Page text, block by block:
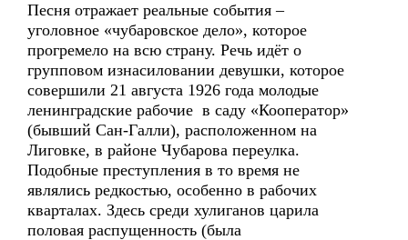
Песня отражает реальные события –
уголовное «чубаровское дело», которое
прогремело на всю страну. Речь идёт о
групповом изнасиловании девушки, которое
совершили 21 августа 1926 года молодые
ленинградские рабочие в саду «Кооператор»
(бывший Сан-Галли), расположенном на
Лиговке, в районе Чубарова переулка.
Подобные преступления в то время не
являлись редкостью, особенно в рабочих
кварталах. Здесь среди хулиганов царила
половая распущенность (была